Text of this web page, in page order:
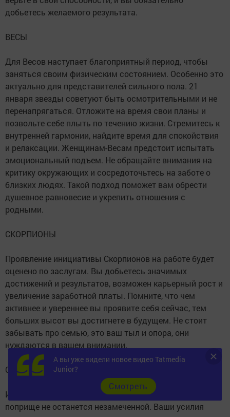
добьетесь желаемого результата.
ВЕСЫ
Для Весов наступает благоприятный период, чтобы
заняться своим физическим состоянием. Особенно это
актуально для представителей сильного пола. 21
января звезды советуют быть осмотрительными и не
перенапрягаться. Отложите на время свои планы и
позвольте себе плыть по течению жизни. Стремитесь к
внутренней гармонии, найдите время для спокойствия
и релаксации. Женщинам-Весам предстоит испытать
эмоциональный подъем. Не обращайте внимания на
критику окружающих и сосредоточьтесь на заботе о
близких людях. Такой подход поможет вам обрести
душевное равновесие и укрепить отношения с
родными.
СКОРПИОНЫ
Проявление инициативы Скорпионов на работе будет
оценено по заслугам. Вы добьетесь значимых
достижений и результатов, возможен карьерный рост и
увеличение заработной платы. Помните, что чем
активнее и увереннее вы проявите себя сейчас, тем
больших высот вы достигнете в будущем. Не стоит
забывать про семью, это ваш тыл и опора, они
нуждаются в вашем внимании.
СТРЕЛЬЦЫ
Инициатива Скорпионов на профессиональном
поприще не останется незамеченной. Ваши усилия
А вы уже видели новое видео Tatmedia
Junior?
Cмотреть